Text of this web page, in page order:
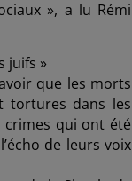
», a lu Rémi
juifs »
que les morts
tortures dans les
crimes qui ont été
de leurs voix